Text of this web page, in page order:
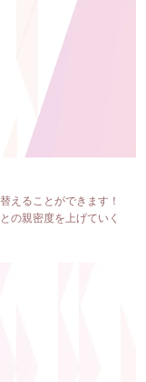
えることができます！
の親密度を上げていく